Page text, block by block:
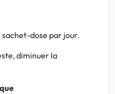
dose par jour.
diminuer la